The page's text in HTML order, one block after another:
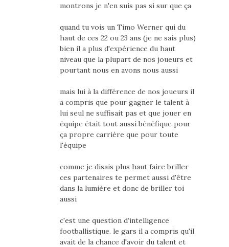
montrons je n'en suis pas si sur que ça
quand tu vois un Timo Werner qui du
haut de ces 22 ou 23 ans (je ne sais plus)
bien il a plus d'expérience du haut
niveau que la plupart de nos joueurs et
pourtant nous en avons nous aussi
mais lui à la différence de nos joueurs il
a compris que pour gagner le talent à
lui seul ne suffisait pas et que jouer en
équipe était tout aussi bénéfique pour
ça propre carrière que pour toute
l'équipe
comme je disais plus haut faire briller
ces partenaires te permet aussi d'être
dans la lumière et donc de briller toi
aussi
c'est une question d’intelligence
footballistique. le gars il a compris qu'il
avait de la chance d'avoir du talent et